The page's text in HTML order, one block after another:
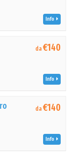
Info
da€140
Info
da€140
Info